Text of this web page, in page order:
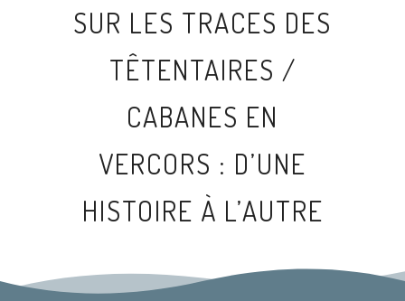
SUR LES TRACES DES
TÊTENTAIRES /
CABANES EN
VERCORS : D’UNE
HISTOIRE À L’AUTRE